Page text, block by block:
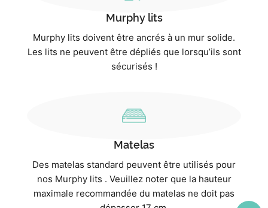
Murphy lits
Murphy lits doivent être ancrés à un mur solide.
Les lits ne peuvent être dépliés que lorsqu’ils sont
sécurisés !
Matelas
Des matelas standard peuvent être utilisés pour
nos Murphy lits . Veuillez noter que la hauteur
maximale recommandée du matelas ne doit pas